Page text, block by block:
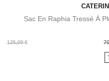
Sac En Raphia Tressé À
125,00 €
Prix
Prix